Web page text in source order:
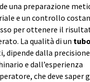
una preparazione
e un controllo
per ottenere il
La qualità di un
dipende dalla
e dall’esperienza
che deve